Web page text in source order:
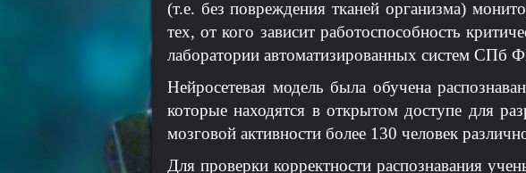
(т.е. без повреждения тканей организма)
тех, от кого зависит работоспособность
лаборатории автоматизированных систем
Нейросетевая модель была обучена
которые находятся в открытом доступе для
мозговой активности более 130 человек
Для проверки корректности распознавания